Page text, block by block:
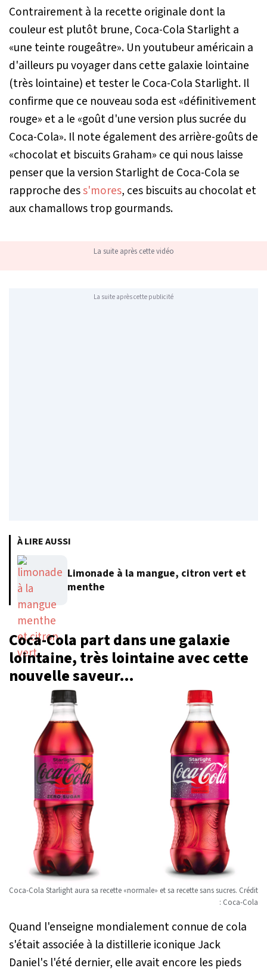
Contrairement à la recette originale dont la
couleur est plutôt brune, Coca-Cola Starlight a
«une teinte rougeâtre». Un youtubeur américain a
d'ailleurs pu voyager dans cette galaxie lointaine
(très lointaine) et tester le Coca-Cola Starlight. Il
confirme que ce nouveau soda est «définitivement
rouge» et a le «goût d'une version plus sucrée du
Coca-Cola». Il note également des arrière-goûts de
«chocolat et biscuits Graham» ce qui nous laisse
penser que la version Starlight de Coca-Cola se
rapproche dess'mores, ces biscuits au chocolat et
aux chamallows trop gourmands.
La suite après cette vidéo
La suite après cette publicité
À LIRE AUSSI
Limonade à la mangue, citron vert et
menthe
Coca-Cola part dans une galaxie
lointaine, très lointaine avec cette
nouvelle saveur…
Coca-Cola Starlight aura sa recette «normale» et sa recette sans sucres. Crédit
: Coca-Cola
Quand l'enseigne mondialement connue de cola
s'était associée à la distillerie iconique Jack
Daniel's l'été dernier, elle avait encore les pieds